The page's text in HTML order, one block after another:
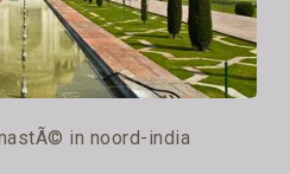
in noord-india